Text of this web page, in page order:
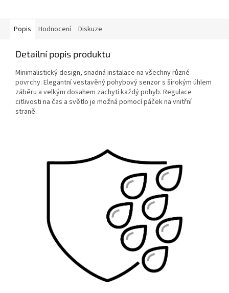
Popis Hodnocení Diskuze
Detailní popis produktu
Minimalistický design, snadná instalace na všechny různé
povrchy. Elegantní vestavěný pohybový senzor s širokým úhlem
záběru a velkým dosahem zachytí každý pohyb. Regulace
citlivosti na čas a světlo je možná pomocí páček na vnitřní
straně.